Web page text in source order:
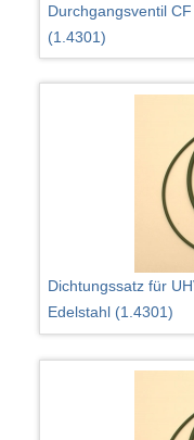
Durchgangsventil
(1.4301)
Dichtungssatz für
Edelstahl (1.4301)